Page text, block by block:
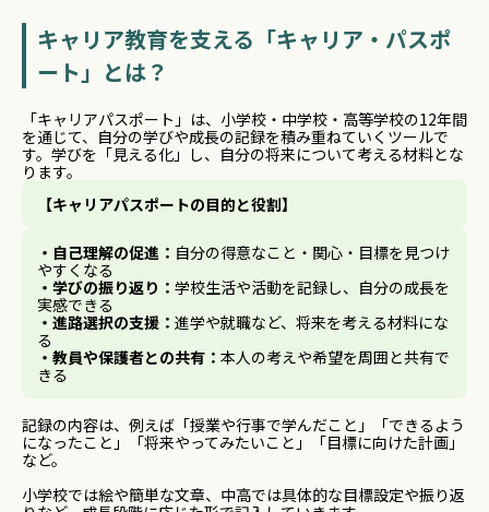
キャリア教育を支える「キャリア・パスポ
ート」とは？
「キャリアパスポート」は、小学校・中学校・高等学校の12年間
を通じて、自分の学びや成長の記録を積み重ねていくツールで
す。学びを「見える化」し、自分の将来について考える材料とな
ります。
【キャリアパスポートの目的と役割】
・ 自己理解の促進： 自分の得意なこと・関心・目標を見つけ
やすくなる
・ 学びの振り返り： 学校生活や活動を記録し、自分の成長を
実感できる
・ 進路選択の支援： 進学や就職など、将来を考える材料にな
る
・ 教員や保護者との共有： 本人の考えや希望を周囲と共有で
きる
記録の内容は、例えば「授業や行事で学んだこと」「できるよう
になったこと」「将来やってみたいこと」「目標に向けた計画」
など。
小学校では絵や簡単な文章、中高では具体的な目標設定や振り返